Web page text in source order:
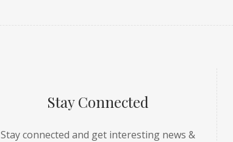
Stay Connected
Stay connected and get interesting news &